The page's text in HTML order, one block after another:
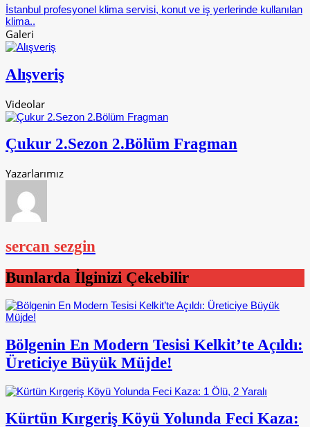
İstanbul profesyonel klima servisi, konut ve iş yerlerinde kullanılan
klima..
Galeri
Alışveriş
Videolar
Çukur 2.Sezon 2.Bölüm Fragman
Yazarlarımız
sercan sezgin
Bunlarda İlginizi Çekebilir
Bölgenin En Modern Tesisi Kelkit’te Açıldı:
Üreticiye Büyük Müjde!
Kürtün Kırgeriş Köyü Yolunda Feci Kaza: